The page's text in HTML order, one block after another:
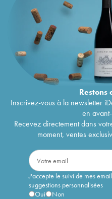
Restons
Inscrivez-vous à la newsletter
en
Recevez directement dans
moment, ventes
J'accepte le suivi de mes
suggestions personnalisées
Oui
Non